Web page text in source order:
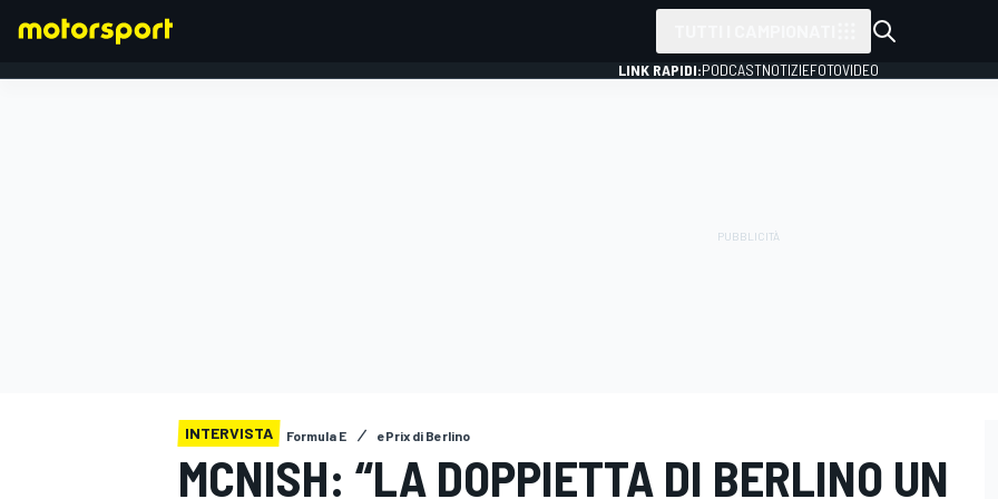
LINK RAPIDI:PODCASTNOTIZIEFOTOVIDEO
INTERVISTA Formula E ePrix di Berlino
MCNISH: “LA DOPPIETTA DI BERLINO UN